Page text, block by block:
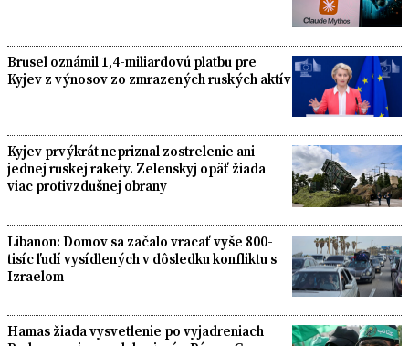
Brusel oznámil 1,4-miliardovú platbu pre
Kyjev z výnosov zo zmrazených ruských aktív
Kyjev prvýkrát nepriznal zostrelenie ani
jednej ruskej rakety. Zelenskyj opäť žiada
viac protivzdušnej obrany
Libanon: Domov sa začalo vracať vyše 800-
tisíc ľudí vysídlených v dôsledku konfliktu s
Izraelom
Hamas žiada vysvetlenie po vyjadreniach